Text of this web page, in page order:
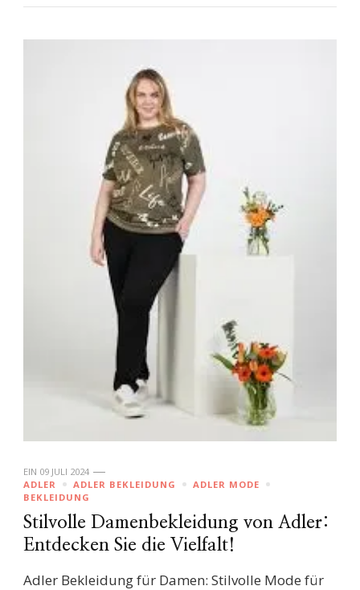
EIN 09 JULI 2024
ADLER
ADLER BEKLEIDUNG
ADLER MODE
BEKLEIDUNG
Stilvolle Damenbekleidung von Adler:
Entdecken Sie die Vielfalt!
Adler Bekleidung für Damen: Stilvolle Mode für